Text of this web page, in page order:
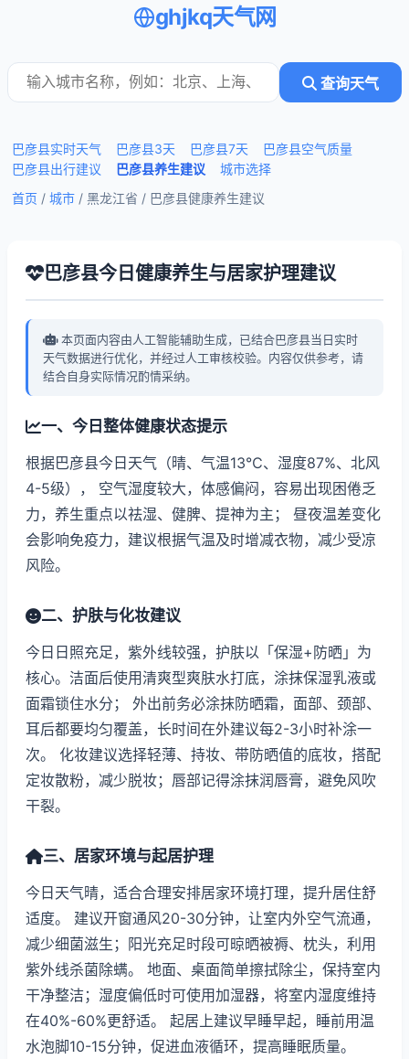
ghjkq天气网
查询天气
巴彦县实时天气 巴彦县3天 巴彦县7天
巴彦县空气质量
巴彦县出行建议
巴彦县养生建议
城市选择
首页 / 城市 / 黑龙江省 / 巴彦县健康养生建议
巴彦县今日健康养生与居家护理建议
本页面内容由人工智能辅助生成，已结合巴彦县当日实时
天气数据进行优化，并经过人工审核校验。内容仅供参考，请
结合自身实际情况酌情采纳。
一、今日整体健康状态提示
根据巴彦县今日天气（晴、气温13℃、湿度87%、北风
4-5级）， 空气湿度较大，体感偏闷，容易出现困倦乏
力，养生重点以祛湿、健脾、提神为主； 昼夜温差变化
会影响免疫力，建议根据气温及时增减衣物，减少受凉
风险。
二、护肤与化妆建议
今日日照充足，紫外线较强，护肤以「保湿+防晒」为
核心。洁面后使用清爽型爽肤水打底，涂抹保湿乳液或
面霜锁住水分； 外出前务必涂抹防晒霜，面部、颈部、
耳后都要均匀覆盖，长时间在外建议每2-3小时补涂一
次。 化妆建议选择轻薄、持妆、带防晒值的底妆，搭配
定妆散粉，减少脱妆；唇部记得涂抹润唇膏，避免风吹
干裂。
三、居家环境与起居护理
今日天气晴，适合合理安排居家环境打理，提升居住舒
适度。 建议开窗通风20-30分钟，让室内外空气流通，
减少细菌滋生；阳光充足时段可晾晒被褥、枕头，利用
紫外线杀菌除螨。 地面、桌面简单擦拭除尘，保持室内
干净整洁；湿度偏低时可使用加湿器，将室内湿度维持
在40%-60%更舒适。 起居上建议早睡早起，睡前用温
水泡脚10-15分钟，促进血液循环，提高睡眠质量。